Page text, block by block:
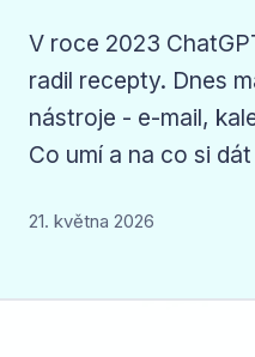
V roce 2023
radil recepty. Dnes
nástroje - e-mail,
Co umí a na co si
21. května 2026